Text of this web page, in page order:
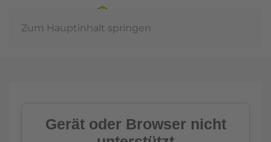
Zum Hauptinhalt springen
mehr